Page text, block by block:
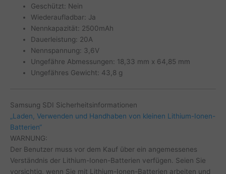
Geschützt: Nein
Wiederaufladbar: Ja
Nennkapazität: 2500mAh
Dauerleistung: 20A
Nennspannung: 3,6V
Ungefähre Abmessungen: 18,33 mm x 64,85 mm
Ungefähres Gewicht: 43,8 g
Samsung SDI Sicherheitsinformationen
„Laden, Verwenden und Handhaben von kleinen Lithium-Ionen-
Batterien“
WARNUNG:
Der Benutzer muss vor dem Kauf über ein angemessenes
Verständnis der Lithium-Ionen-Batterien verfügen. Seien Sie
vorsichtig, wenn Sie mit Lithium-Ionen-Batterien arbeiten und